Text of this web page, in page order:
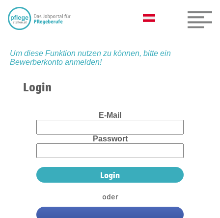
Um diese Funktion nutzen zu können, bitte ein
Bewerberkonto anmelden!
Login
E-Mail
Passwort
oder